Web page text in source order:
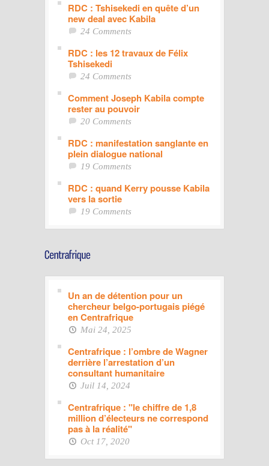
RDC : Tshisekedi en quête d’un
new deal avec Kabila
24 Comments
RDC : les 12 travaux de Félix
Tshisekedi
24 Comments
Comment Joseph Kabila compte
rester au pouvoir
20 Comments
RDC : manifestation sanglante en
plein dialogue national
19 Comments
RDC : quand Kerry pousse Kabila
vers la sortie
19 Comments
Un an de détention pour un
chercheur belgo-portugais piégé
en Centrafrique
Mai 24, 2025
Centrafrique : l’ombre de Wagner
derrière l’arrestation d’un
consultant humanitaire
Juil 14, 2024
Centrafrique : "le chiffre de 1,8
million d’électeurs ne correspond
pas à la réalité"
Oct 17, 2020